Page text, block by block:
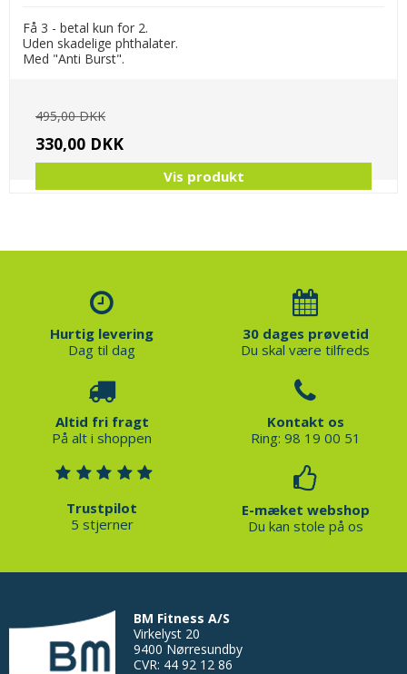
Få 3 - betal kun for 2.
Uden skadelige phthalater.
Med "Anti Burst".
495,00 DKK
330,00 DKK
Vis produkt
Hurtig levering
Dag til dag
30 dages prøvetid
Du skal være tilfreds
Altid fri fragt
På alt i shoppen
Kontakt os
Ring: 98 19 00 51
Trustpilot
5 stjerner
E-mæket webshop
Du kan stole på os
BM Fitness A/S
Virkelyst 20
9400 Nørresundby
CVR: 44 92 12 86